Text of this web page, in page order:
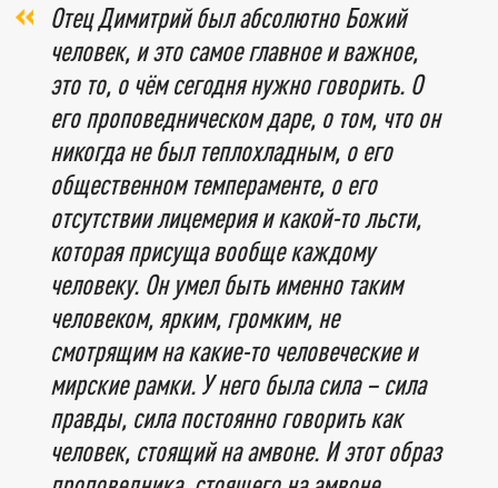
Отец Димитрий был абсолютно Божий
человек, и это самое главное и важное,
это то, о чём сегодня нужно говорить. О
его проповедническом даре, о том, что он
никогда не был теплохладным, о его
общественном темпераменте, о его
отсутствии лицемерия и какой-то льсти,
которая присуща вообще каждому
человеку. Он умел быть именно таким
человеком, ярким, громким, не
смотрящим на какие-то человеческие и
мирские рамки. У него была сила – сила
правды, сила постоянно говорить как
человек, стоящий на амвоне. И этот образ